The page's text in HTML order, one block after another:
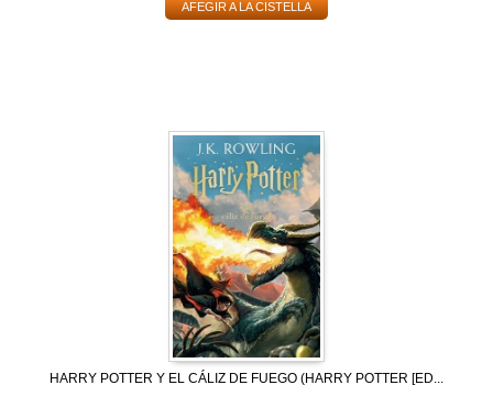
AFEGIR A LA CISTELLA
HARRY POTTER Y EL CÁLIZ DE FUEGO (HARRY POTTER [ED...